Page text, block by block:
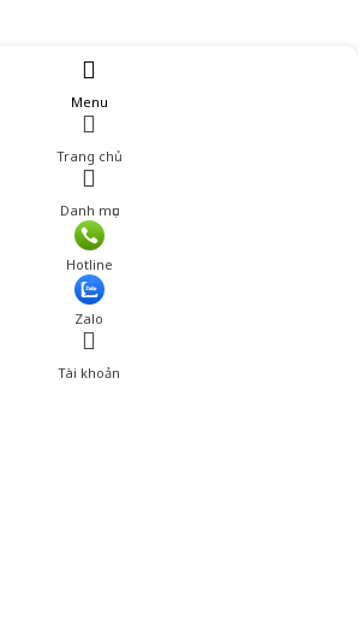
Menu
Trang chủ
Danh mục
Hotline
Zalo
Tài khoản